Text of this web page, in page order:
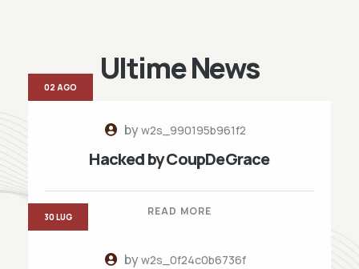
Ultime News
byw2s_990195b961f2
Hacked by CoupDeGrace
READ MORE
02 AGO
byw2s_0f24c0b6736f
30 LUG